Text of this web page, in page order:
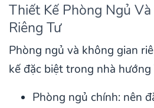
Thiết Kế Phòng Ngủ
Riêng Tư
Phòng ngủ và không gian
kế đặc biệt trong nhà hướng
Phòng ngủ chính: nên